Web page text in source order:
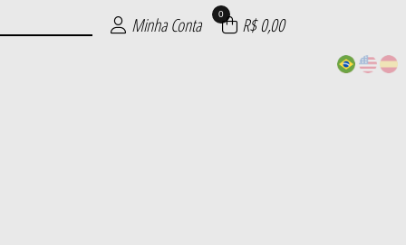
Minha Conta 0 R$ 0,00